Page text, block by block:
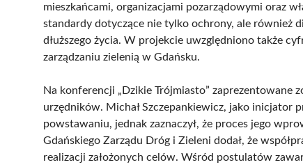
mieszkańcami, organizacjami pozarządowymi oraz
standardy dotyczące nie tylko ochrony, ale również
dłuższego życia. W projekcie uwzględniono także
zarządzaniu zielenią w Gdańsku.
Na konferencji „Dzikie Trójmiasto” zaprezentowane
urzędników. Michał Szczepankiewicz, jako inicjator
powstawaniu, jednak zaznaczył, że proces jego
Gdańskiego Zarządu Dróg i Zieleni dodał, że
realizacji założonych celów. Wśród postulatów